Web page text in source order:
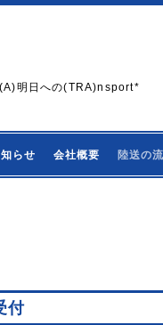
明日への(TRA)nsport*
らせ 会社概要 陸送の
付